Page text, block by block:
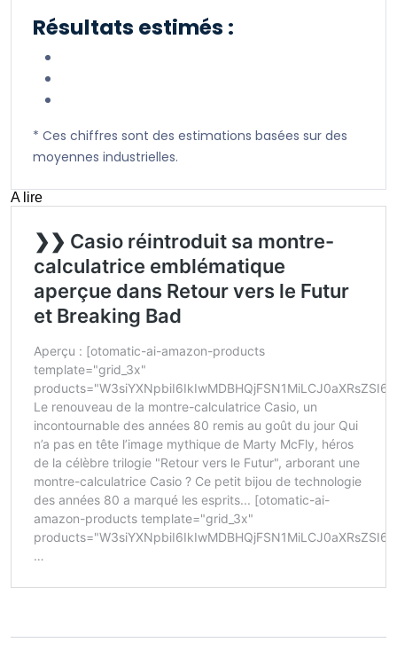
Résultats estimés :
* Ces chiffres sont des estimations basées sur des
moyennes industrielles.